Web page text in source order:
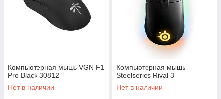
Компьютерная мышь VGN F1
Pro Black 30812
Нет в наличии
Компьютерная мышь
Steelseries Rival 3
Нет в наличии